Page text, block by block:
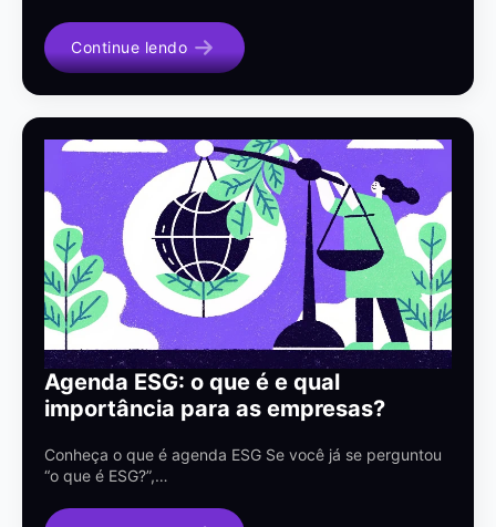
Continue lendo
Agenda ESG: o que é e qual
importância para as empresas?
Conheça o que é agenda ESG Se você já se perguntou
“o que é ESG?”,…